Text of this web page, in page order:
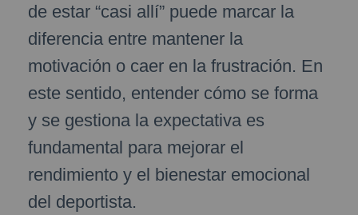
de estar “casi allí” puede marcar la
diferencia entre mantener la
motivación o caer en la frustración. En
este sentido, entender cómo se forma
y se gestiona la expectativa es
fundamental para mejorar el
rendimiento y el bienestar emocional
del deportista.